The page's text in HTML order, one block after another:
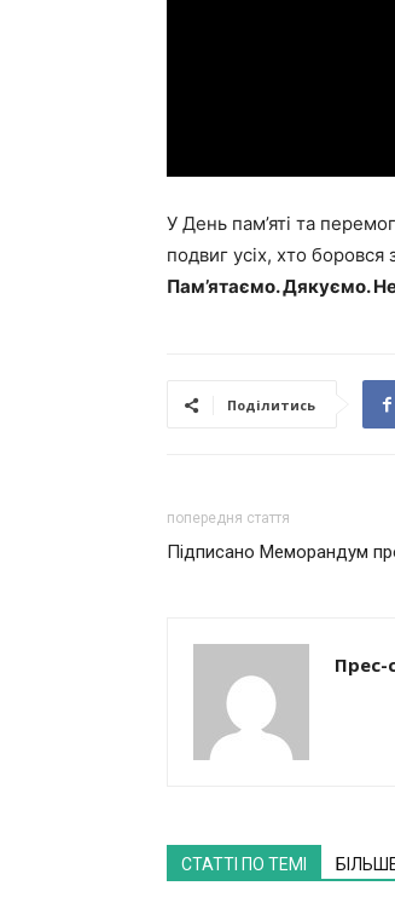
У День пам’яті та
подвиг усіх, хто боровся
Пам’ятаємо. Дякуємо.
Поділитись
попередня стаття
Підписано Меморандум
Прес-
СТАТТІ ПО ТЕМІ